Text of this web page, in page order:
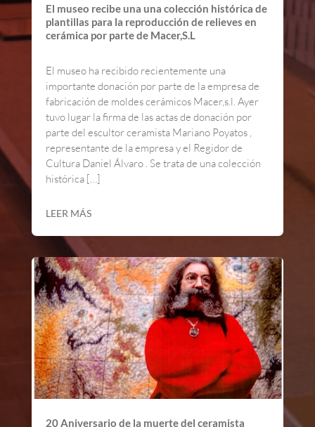
El museo recibe una una colección histórica de
plantillas para la reproducción de relieves en
cerámica por parte de Macer,S.L
El museo ha recibido recientemente una
importante donación por parte de la empresa de
fabricación de moldes cerámicos Macer,s.l. Ayer
tuvo lugar la firma de las actas de donación por
parte del escultor ceramista Mariano Poyatos ,
representante de la empresa y el Regidor de
Cultura Daniel Álvaro . Se trata de una colección
histórica […]
LEER MÁS
20 Aniversario de la muerte del ceramista